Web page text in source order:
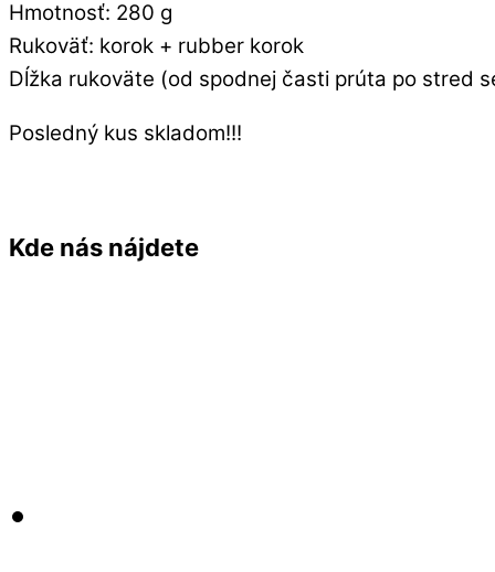
Hmotnosť: 280 g
Rukoväť: korok + rubber korok
Dĺžka rukoväte (od spodnej časti prúta po stred
Posledný kus skladom!!!
Kde nás nájdete